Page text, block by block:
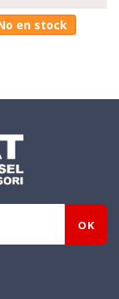
en stock